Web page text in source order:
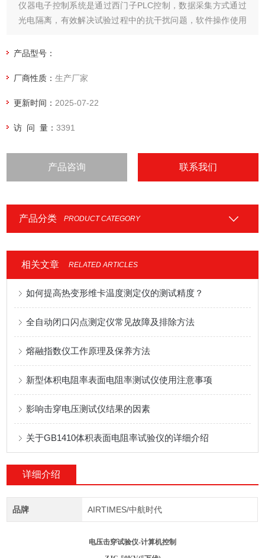
仪器电子控制系统是通过西门子PLC控制，数据采集方式通过
光电隔离，有效解决试验过程中的抗干扰问题，软件操作使用
根据自己的需要进行升压速率调节，调节范围在100V-
漏电电流的数据。
产品型号：
厂商性质：生产厂家
更新时间： 2025-07-22
访 问 量：3391
产品咨询 联系我们
产品分类 PRODUCT CATEGORY
相关文章 RELATED ARTICLES
如何提高热变形维卡温度测定仪的测试精度？
全自动闭口闪点测定仪常见故障及排除方法
熔融指数仪工作原理及保养方法
新型体积电阻率表面电阻率测试仪使用注意事项
影响击穿电压测试仪结果的因素
关于GB1410体积表面电阻率试验仪的详细介绍
详细介绍
品牌 AIRTIMES/中航时代
电压击穿试验仪-计算机控制